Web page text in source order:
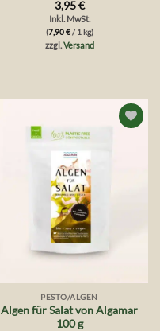
Bewertet
mit
von
3,95€
Inkl. MwSt.
(7,90€/ 1 kg)
zzgl.Versand
PESTO/ALGEN
Algen für Salat von Algamar
100 g